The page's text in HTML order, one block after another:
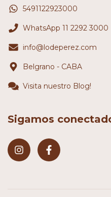
5491122923000
WhatsApp 11 2292 3000
info@lodeperez.com
Belgrano - CABA
Visita nuestro Blog!
Sigamos